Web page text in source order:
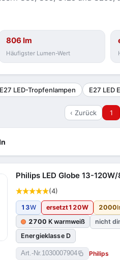
806 lm
Häufigster Lumen-Wert
E27 LED-Tropfenlampen E27 LED
‹ Zurück 1
Philips LED Globe 13-120W/
(4)
13W ersetzt120W 2000
2700 K warmweiß nicht
Energieklasse D
Art.-Nr.1030007904 Philips